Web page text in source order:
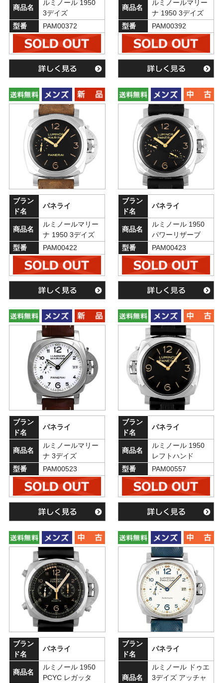
商品名
ルミノール 1950
3デイズ
型番
PAM00372
商品名
ルミノールマリー
ナ 1950 3デイズ
型番
PAM00392
ブラン
ド名
パネライ
商品名
ルミノールマリー
ナ 1950 3デイズ
型番
PAM00422
ブラン
ド名
パネライ
商品名
ルミノール 1950
パワーリザーブ
型番
PAM00423
ブラン
ド名
パネライ
商品名
ルミノールマリー
ナ 3デイズ
型番
PAM00523
ブラン
ド名
パネライ
商品名
ルミノール 1950
レフトハンド
型番
PAM00557
ブラン
ド名
パネライ
商品名
ルミノール 1950
PCYC レガッタ
ブラン
ド名
パネライ
商品名
ルミノール ドゥエ
3デイズ アッチャ